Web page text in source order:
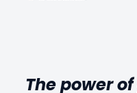
The power of